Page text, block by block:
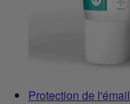
Protection de l'émail